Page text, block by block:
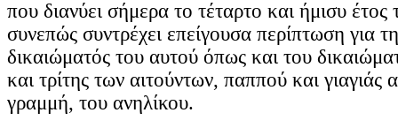
που διανύει σήμερα το τέταρτο και ήμισυ έτος
συνεπώς συντρέχει επείγουσα περίπτωση για
δικαιώματός του αυτού όπως και του
και τρίτης των αιτούντων, παππού και γιαγιάς
γραμμή, του ανηλίκου.